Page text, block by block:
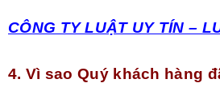
CÔNG TY LUẬT UY TÍN –
4. Vì sao Quý khách hàng